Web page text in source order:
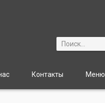
Контакты Меню